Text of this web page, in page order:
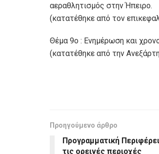
αεραθλητισμός στην Ήπειρο.
(κατατέθηκε από τον
Θέμα 9ο : Ενημέρωση και
(κατατέθηκε από την
Προηγούμενο άρθρο
Προγραμματική
τις ορεινές περιοχές